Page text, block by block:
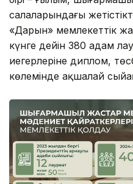
салаларындағы
«Дарын» мемлекеттік
күнге дейін 380 адам
иегерлеріне диплом,
көлемінде ақшалай